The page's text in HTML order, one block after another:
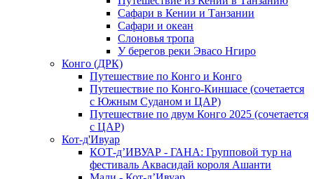
Сафари в Кении и Танзании
Сафари и океан
Слоновья тропа
У берегов реки Эвасо Нгиро
Конго (ДРК)
Путешествие по Конго и Конго
Путешествие по Конго-Киншасе (сочетается
с Южным Суданом и ЦАР)
Путешествие по двум Конго 2025 (сочетается
с ЦАР)
Кот-д'Ивуар
КОТ-д’ИВУАР - ГАНА: Групповой тур на
фестиваль Аквасидай короля Ашанти